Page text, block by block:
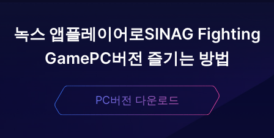
녹스 앱플레이어로SINAG Fighting
GamePC버전 즐기는 방법
PC버전 다운로드